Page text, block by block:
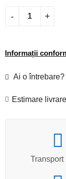
Informații
Ai o
Estimare
Transport